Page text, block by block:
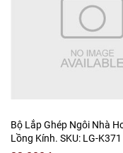
Bộ Lắp Ghép Ngôi Nhà
Lồng Kính. SKU: LG-